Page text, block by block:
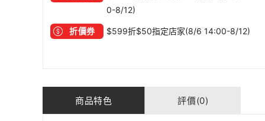
0-8/12)
折價券 $599折$50指定店家(8/6 14:00-8/12)
商品特色 評價(0)